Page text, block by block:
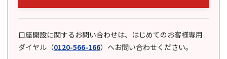
口座開設に関するお問い合わせは、はじめてのお客様専用
ダイヤル （0120-566-166） へお問い合わせください。